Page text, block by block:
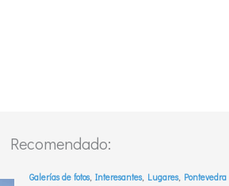
Recomendado: